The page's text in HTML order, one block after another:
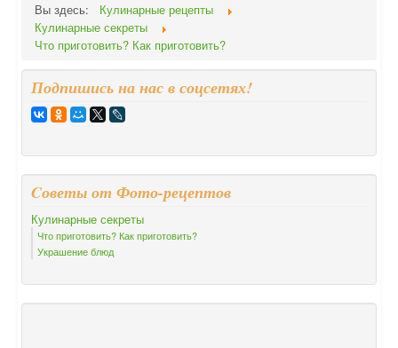
Вы здесь:
Кулинарные рецепты
Кулинарные секреты
Что приготовить? Как приготовить?
Подпишись на нас в соцсетях!
Cоветы от Фото-рецептов
Кулинарные секреты
Что приготовить? Как приготовить?
Украшение блюд